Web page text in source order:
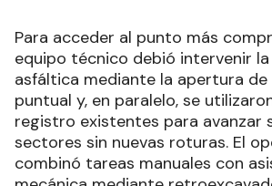
Para acceder al punto más
equipo técnico debió intervenir
asfáltica mediante la apertura
puntual y, en paralelo, se
registro existentes para avanzar
sectores sin nuevas roturas. El
combinó tareas manuales con